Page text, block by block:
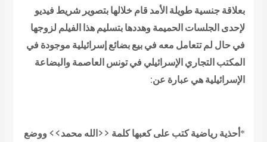
بعلاقة جنسية طويلة الأمد قام خلالها بتصوير شريط فيديو
لإحدى الجلسات الحميمة وهددها بتسليم هذا الفيلم لزوجها
في حال لم تتعامل معه في بيع بضائع إسرائيلية موجودة في
المكتب التجاري الإسرائيلي في تونس العاصمة والبضاعة
الإسرائيلية هي عبارة عن:
*أحذية رياضية كتب على كعبها كلمة <<الله محمد>> ووضع